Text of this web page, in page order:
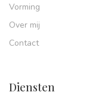
Vorming
Over mij
Contact
Diensten